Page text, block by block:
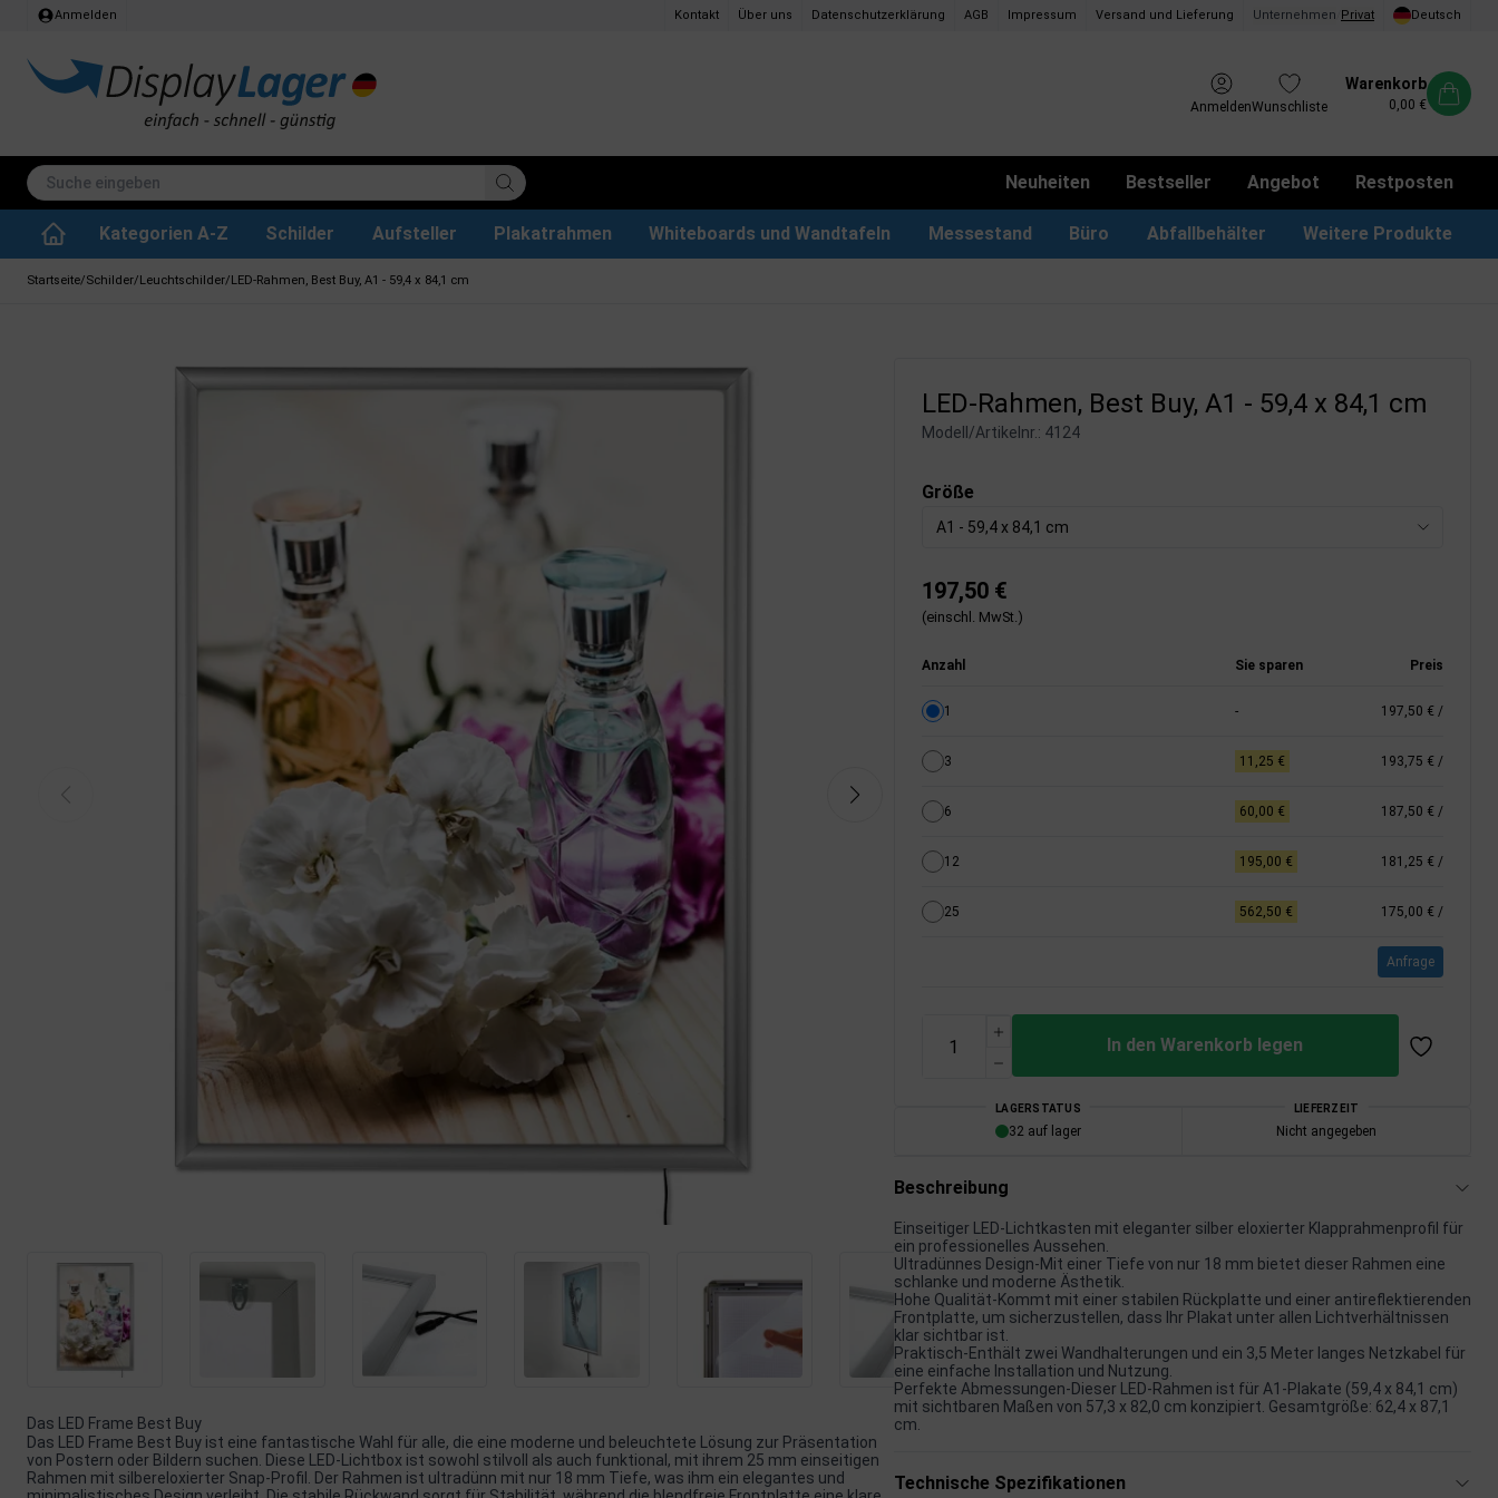
Anmelden Kontakt Über uns Datenschutzerklärung AGB Impressum Versand und Lieferung Unternehmen Privat Deutsch
AnmeldenWunschliste
Warenkorb
0,00 €
Neuheiten Bestseller Angebot Restposten
Kategorien A-Z Schilder Aufsteller Plakatrahmen Whiteboards und Wandtafeln Messestand Büro Abfallbehälter Weitere Produkte
Startseite/Schilder/Leuchtschilder/LED-Rahmen, Best Buy, A1 - 59,4 x 84,1 cm
Das LED Frame Best Buy
Das LED Frame Best Buy ist eine fantastische Wahl für alle, die eine moderne und beleuchtete Lösung zur Präsentation
von Postern oder Bildern suchen. Diese LED-Lichtbox ist sowohl stilvoll als auch funktional, mit ihrem 25 mm einseitigen
Rahmen mit silbereloxierter Snap-Profil. Der Rahmen ist ultradünn mit nur 18 mm Tiefe, was ihm ein elegantes und
LED-Rahmen, Best Buy, A1 - 59,4 x 84,1 cm
Modell/Artikelnr.: 4124
Größe
A1 - 59,4 x 84,1 cm
197,50 €
(einschl. MwSt.)
Anzahl Sie sparen Preis
1 - 197,50 € /
3 11,25 € 193,75 € /
6 60,00 € 187,50 € /
12 195,00 € 181,25 € /
25 562,50 € 175,00 € /
Anfrage
In den Warenkorb legen
LAGERSTATUS
32 auf lager
LIEFERZEIT
Nicht angegeben
Beschreibung
Einseitiger LED-Lichtkasten mit eleganter silber eloxierter Klapprahmenprofil für
ein professionelles Aussehen.
Ultradünnes Design-Mit einer Tiefe von nur 18 mm bietet dieser Rahmen eine
schlanke und moderne Ästhetik.
Hohe Qualität-Kommt mit einer stabilen Rückplatte und einer antireflektierenden
Frontplatte, um sicherzustellen, dass Ihr Plakat unter allen Lichtverhältnissen
klar sichtbar ist.
Praktisch-Enthält zwei Wandhalterungen und ein 3,5 Meter langes Netzkabel für
eine einfache Installation und Nutzung.
Perfekte Abmessungen-Dieser LED-Rahmen ist für A1-Plakate (59,4 x 84,1 cm)
mit sichtbaren Maßen von 57,3 x 82,0 cm konzipiert. Gesamtgröße: 62,4 x 87,1
cm.
Technische Spezifikationen